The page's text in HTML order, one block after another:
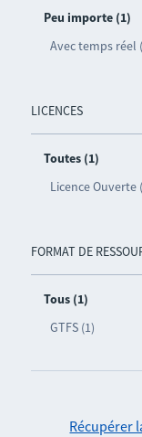
Peu importe (1)
Avec temps réel
LICENCES
Toutes (1)
Licence Ouverte
FORMAT DE
Tous (1)
GTFS (1)
Récupérer